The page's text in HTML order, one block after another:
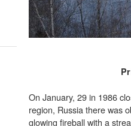
On January, 29 in 1986
region, Russia there was
glowing fireball with a